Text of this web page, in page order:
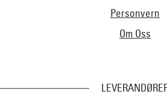
Personvern
Om Oss